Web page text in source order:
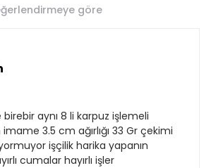
göre
aynı 8 li karpuz işlemeli
3.5 cm ağırlığı 33 Gr çekimi
işçilik harika yapanın
cumalar hayırlı işler